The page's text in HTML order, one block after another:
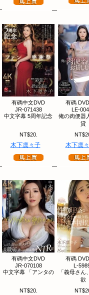
有碼中文DVD
JR-071438
中文字幕 5周年記念
NT$20.
木下凛々子
有碼
LE-
俺の肉便器
貸
木下凛
有碼中文DVD
JR-070108
中文字幕 「アンタの
NT$20.
有碼
L-
「義母さん
欲